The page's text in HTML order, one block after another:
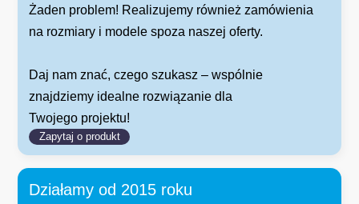
Żaden problem! Realizujemy również zamówienia
na rozmiary i modele spoza naszej oferty.
Daj nam znać, czego szukasz – wspólnie
znajdziemy idealne rozwiązanie dla
Twojego projektu!
Zapytaj o produkt
Działamy od 2015 roku